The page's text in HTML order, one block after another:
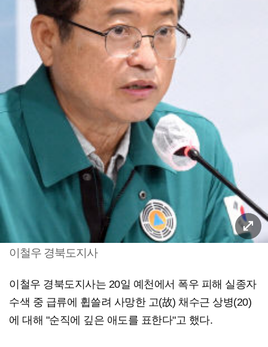
이철우 경북도지사
이철우 경북도지사는 20일 예천에서 폭우 피해 실종자
수색 중 급류에 휩쓸려 사망한 고(故) 채수근 상병(20)
에 대해 "순직에 깊은 애도를 표한다"고 했다.